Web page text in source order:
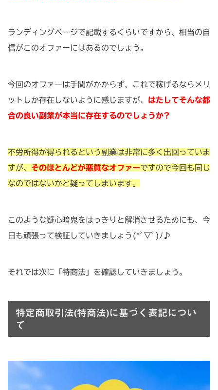
ランディングページで記載するくらいですから、相当の自
信がこのオファーにはあるのでしょう。
今回のオファーは手間がかからず、これで稼げるならメリ
ットしか存在しないように感じますが、 はたしてそんな都
合の良い副業が本当に存在するのでしょうか?
不労所得が得られるという副業は非常に多く出回っていま
すが、 そのほとんどが悪質なオファーですので今回も同じ
なのではないかと疑ってしまいます。
このような疑心暗鬼をはっきりと解消させるためにも、今
日も頑張って検証していきましょう(*ﾟ▽ﾟ)ﾉ♪
それでは次に「特商法」を確認していきましょう。
特定商取引法(特商法)に基づく表記につい
て